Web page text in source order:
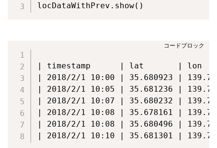
locDataWithPrev . show( )
| timestamp      | lat       | lon
| 2018/2/1 10:00 | 35.680923 |
| 2018/2/1 10:05 | 35.681236 |
| 2018/2/1 10:07 | 35.680232 |
| 2018/2/1 10:08 | 35.678161 |
| 2018/2/1 10:08 | 35.680496 |